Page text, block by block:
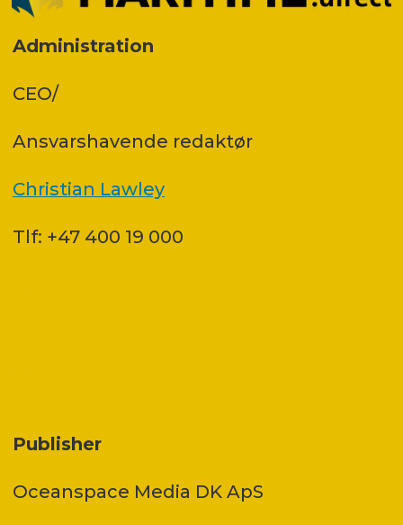
Administration
CEO/
Ansvars­havende redaktør
Christian Lawley
Tlf: +47 400 19 000
Publisher
Oceanspace Media DK ApS